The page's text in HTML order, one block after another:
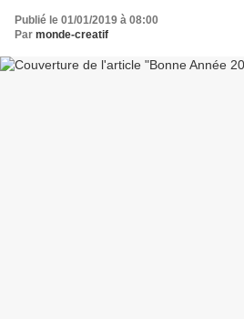
Publié le 01/01/2019 à 08:00
Par monde-creatif